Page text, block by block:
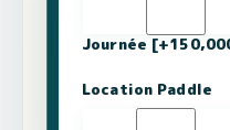
Journée
Location Paddle